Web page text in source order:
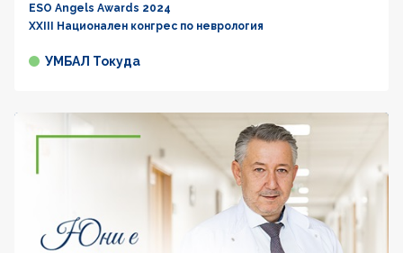
ESO Angels Awards 2024
XXIII Национален конгрес по неврология
УМБАЛ Токуда